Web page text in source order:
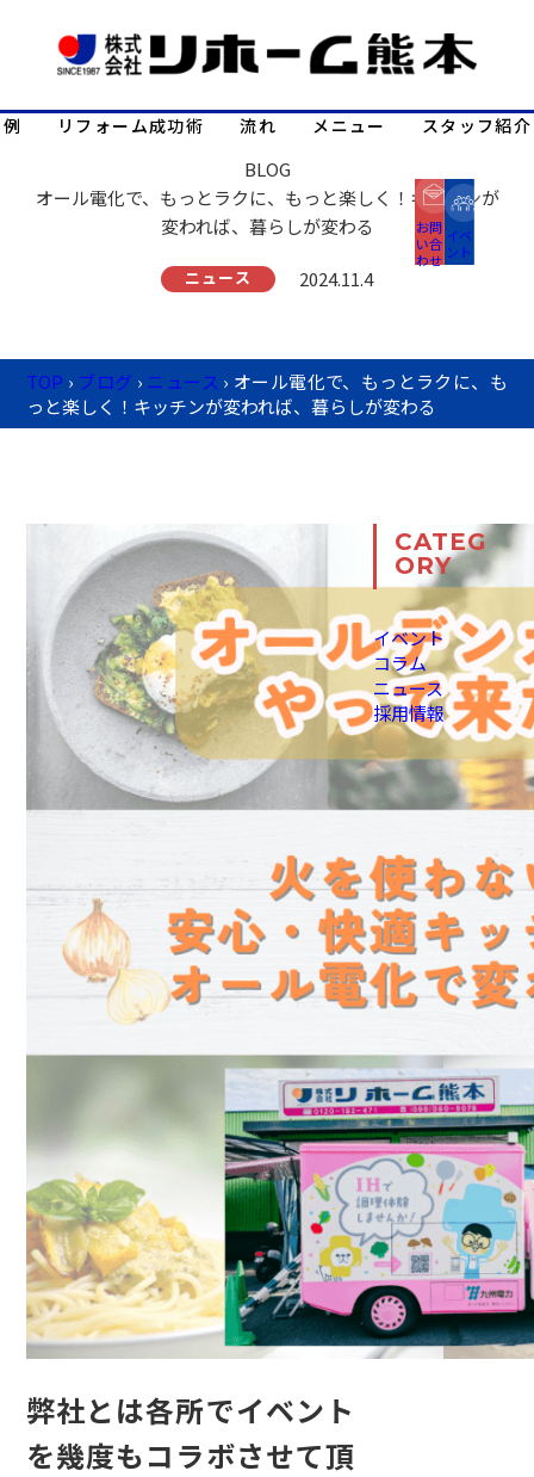
リフォーム成功術 流れ メニュー スタッフ紹介
BLOG
オール電化で、もっとラクに、もっと楽しく！キッチンが
変われば、暮らしが変わる
ニュース 2024.11.4
TOP › ブログ › ニュース › オール電化で、もっとラクに、も
っと楽しく！キッチンが変われば、暮らしが変わる
弊社とは各所でイベント
を幾度もコラボさせて頂
CATEG
ORY
イベント
コラム
ニュース
採用情報
お問
い合
わせ
イベ
ント